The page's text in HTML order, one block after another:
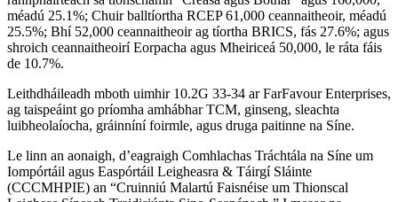
méadú 25.1%; Chuir balltíortha RCEP 61,000 ceannaitheoir, méadú
25.5%; Bhí 52,000 ceannaitheoir ag tíortha BRICS, fás 27.6%; agus
shroich ceannaitheoirí Eorpacha agus Mheiriceá 50,000, le ráta fáis
de 10.7%.
Leithdháileadh mboth uimhir 10.2G 33-34 ar FarFavour Enterprises,
ag taispeáint go príomha amhábhar TCM, ginseng, sleachta
luibheolaíocha, gráinníní foirmle, agus druga paitinne na Síne.
Le linn an aonaigh, d’eagraigh Comhlachas Tráchtála na Síne um
Iompórtáil agus Easpórtáil Leigheasra & Táirgí Sláinte
(CCCMHPIE) an “Cruinniú Malartú Faisnéise um Thionscal